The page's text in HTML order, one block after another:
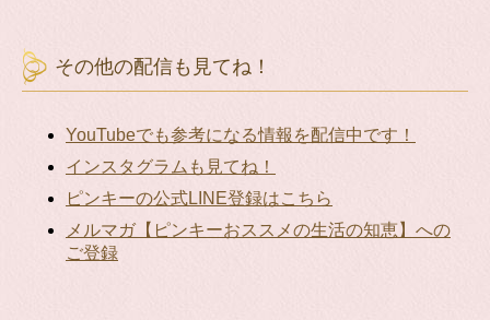
その他の配信も見てね！
YouTubeでも参考になる情報を配信中です！
インスタグラムも見てね！
ピンキーの公式LINE登録はこちら
メルマガ【ピンキーおススメの生活の知恵】への
ご登録